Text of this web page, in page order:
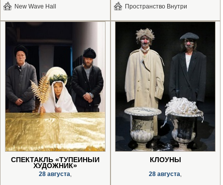
New Wave Hall Пространство Внутри
СПЕКТАКЛЬ «ТУПЕЙНЫЙ
ХУДОЖНИК»
28 августа
КЛОУНЫ
28 августа